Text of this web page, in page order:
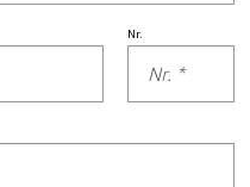
Nr.